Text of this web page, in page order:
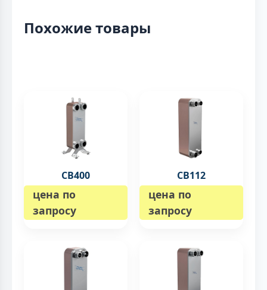
Похожие товары
CB400
цена по
запросу
CB112
цена по
запросу